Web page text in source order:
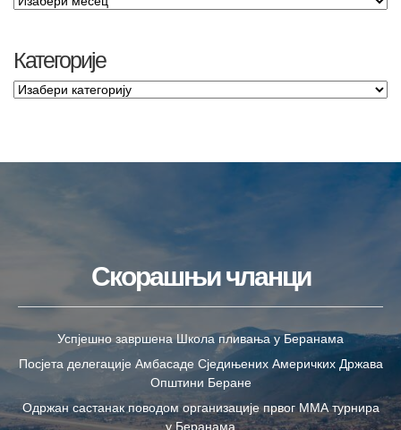
Категорије
Скорашњи чланци
Успјешно завршена Школа пливања у Беранама
Посјета делегације Амбасаде Сједињених Америчких Држава
Општини Беране
Одржан састанак поводом организације првог ММА турнира
у Беранама